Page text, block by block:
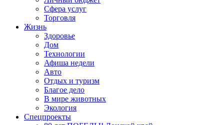
Сфера услуг
Торговля
Жизнь
Здоровье
Дом
Технологии
Афиша недели
Авто
Отдых и туризм
Благое дело
В мире животных
Экология
Спецпроекты